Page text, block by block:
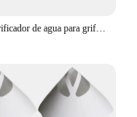
Filtro purificador de agua para grifo, adaptador de Metal pesado para eliminar el cloro, filtración de algodón PP para cocina y baño